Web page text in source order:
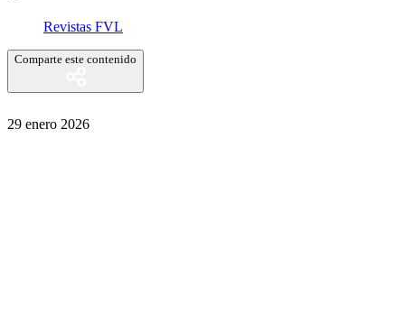
Revistas FVL
Comparte este contenido
29 enero 2026